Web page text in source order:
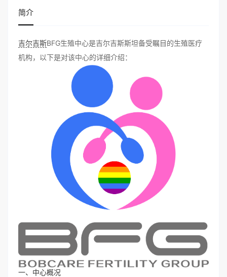
简介
吉尔吉斯BFG生殖中心是吉尔吉斯斯坦备受瞩目的生殖医疗
机构，以下是对该中心的详细介绍：
一、中心概况